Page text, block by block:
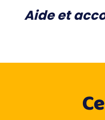
Aide et